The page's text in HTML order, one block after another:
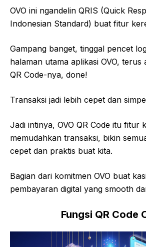
OVO ini ngandelin QRIS (Quick
Indonesian Standard) buat fitur
Gampang banget, tinggal pencet
halaman utama aplikasi OVO,
QR Code-nya, done!
Transaksi jadi lebih cepet dan
Jadi intinya, OVO QR Code itu fitur
memudahkan transaksi, bikin
cepet dan praktis buat kita.
Bagian dari komitmen OVO buat
pembayaran digital yang smooth
Fungsi QR Code